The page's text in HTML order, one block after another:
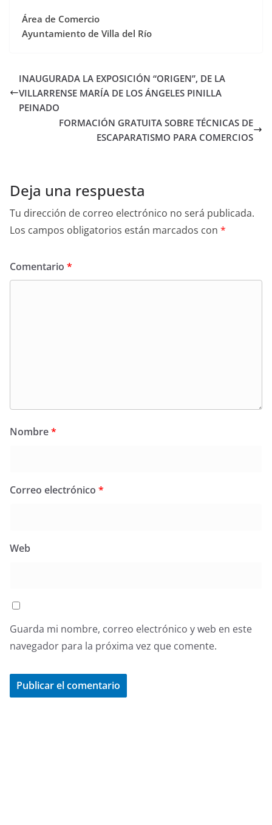
Área de Comercio
Ayuntamiento de Villa del Río
INAUGURADA LA EXPOSICIÓN “ORIGEN”, DE LA
VILLARRENSE MARÍA DE LOS ÁNGELES PINILLA
PEINADO
FORMACIÓN GRATUITA SOBRE TÉCNICAS DE
ESCAPARATISMO PARA COMERCIOS
Deja una respuesta
Tu dirección de correo electrónico no será publicada.
Los campos obligatorios están marcados con *
Comentario *
Nombre*
Correo electrónico *
Web
Guarda mi nombre, correo electrónico y web en este
navegador para la próxima vez que comente.